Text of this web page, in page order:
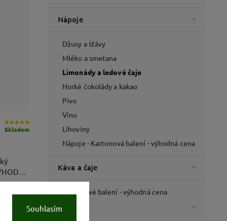
Souhlasím
Nápoje
Džusy a šťávy
Mléko a smetana
Limonády a ledové čaje
Horké čokolády a kakao
Pivo
Víno
Lihoviny
Nápoje - Kartonová balení - výhodná cena
Káva a čaje
Kartonové balení - výhodná cena
Skladem